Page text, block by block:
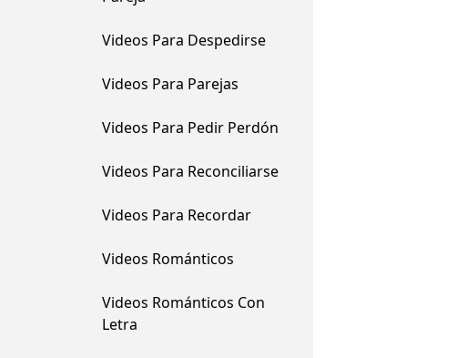
Videos Para Despedirse
Videos Para Parejas
Videos Para Pedir Perdón
Videos Para Reconciliarse
Videos Para Recordar
Videos Románticos
Videos Románticos Con
Letra